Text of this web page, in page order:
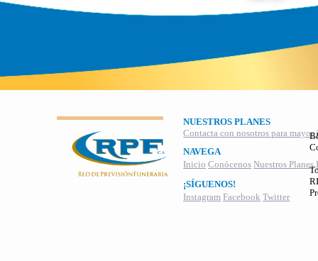
NUESTROS PLANES
Contacta con nosotros para
NAVEGA
Inicio Conócenos Nuestros Planes
¡SÍGUENOS!
Instagram Facebook Twitter